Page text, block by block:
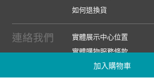
加入購物車
如何退換貨
連絡我們
實體展示中心位置
實體購物服務條款
廠商提案